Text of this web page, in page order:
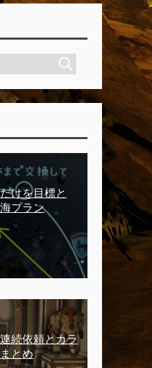
けを目標と
プラン
続依頼とカラ
とめ